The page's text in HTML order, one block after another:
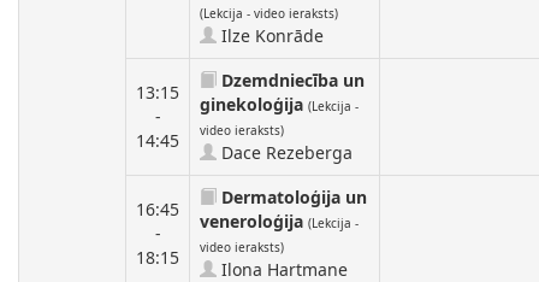
(Lekcija - video ieraksts)
Ilze Konrāde
13:15
-
14:45
Dzemdniecība un
ginekoloģija (Lekcija -
video ieraksts)
Dace Rezeberga
16:45
-
18:15
Dermatoloģija un
veneroloģija (Lekcija -
video ieraksts)
Ilona Hartmane